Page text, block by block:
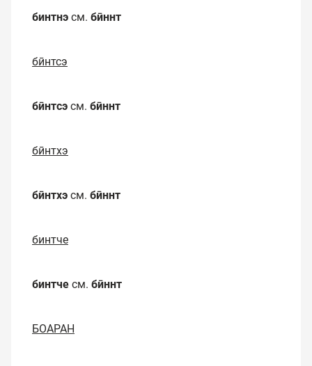
бинтнэ см. бӣннт
бӣнтсэ
бӣнтсэ см. бӣннт
бӣнтхэ
бӣнтхэ см. бӣннт
бинтче
бинтче см. бӣннт
БОАРАН